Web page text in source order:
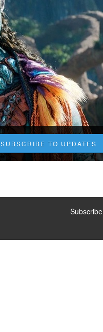
SUBSCRIBE TO UPDATES
Subscribe